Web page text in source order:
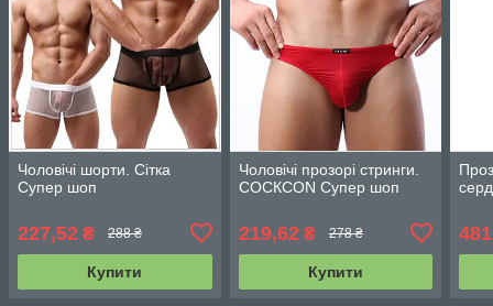
Чоловічі шорти. Сітка
Супер шоп
227,52 ₴ 288 ₴
Купити
Чоловічі прозорі стринги.
СОСКСОN Супер шоп
219,62₴ 278 ₴
Купити